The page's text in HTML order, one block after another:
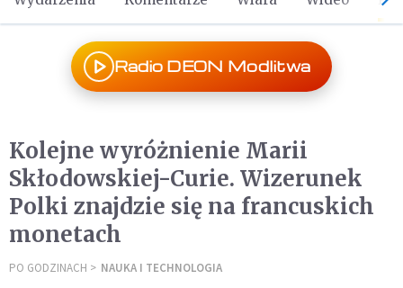
Radio DEON Modlitwa
Kolejne wyróżnienie Marii
Skłodowskiej-Curie. Wizerunek
Polki znajdzie się na francuskich
monetach
PO GODZINACH NAUKA I TECHNOLOGIA